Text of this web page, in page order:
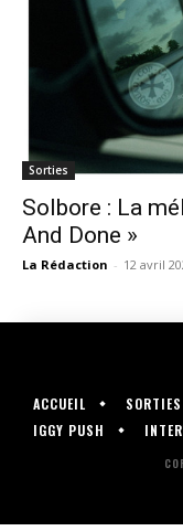
Sorties
Solbore : La
And Done »
La Rédaction - 12 avril
ACCUEIL SORTIES
IGGY PUSH